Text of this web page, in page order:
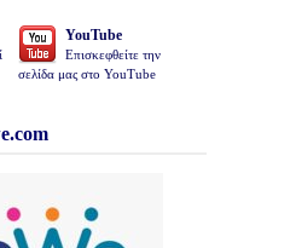
YouTube
Επισκεφθείτε την
σελίδα μας στο YouTube